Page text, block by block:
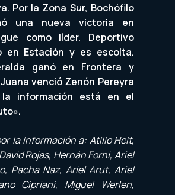
Por la Zona Sur, Bochófilo
una nueva victoria en
como líder. Deportivo
en Estación y es escolta.
ganó en Frontera y
venció Zenón Pereyra
la información está en el
la información a: Atilio Heit,
Rojas, Hernán Forni, Ariel
Pacha Naz, Ariel Arut, Ariel
Cipriani, Miguel Werlen,